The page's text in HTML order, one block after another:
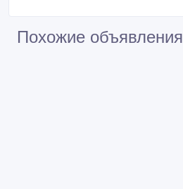
Похожие объявления